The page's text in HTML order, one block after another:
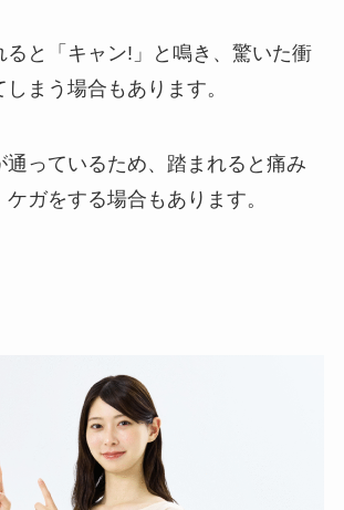
ると「キャン!」と鳴き、驚いた衝
まう場合もあります。
通っているため、踏まれると痛み
ガをする場合もあります。